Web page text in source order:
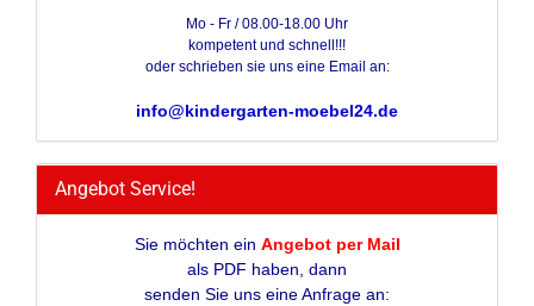
Mo - Fr / 08.00-18.00 Uhr
kompetent und schnell!!!
oder schrieben sie uns eine Email an:
info@kindergarten-moebel24.de
Angebot Service!
Sie möchten ein Angebot per Mail
als PDF haben, dann
senden Sie uns eine Anfrage an: